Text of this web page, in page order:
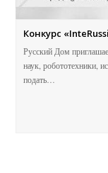
Конкурс
Русский Дом
наук, робототехники,
подать…